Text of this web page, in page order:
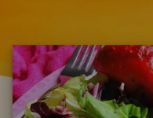
Mijn